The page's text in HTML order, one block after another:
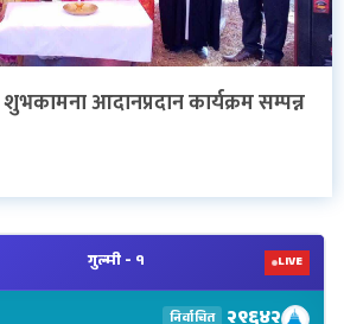
आदानप्रदान कार्यक्रम सम्पन्न